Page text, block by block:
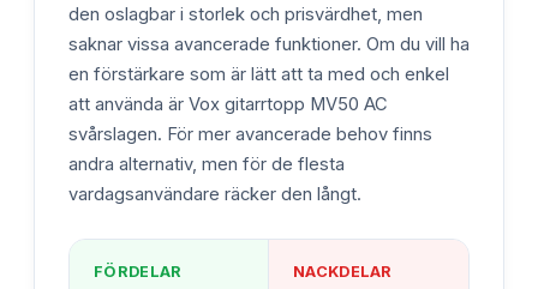
den oslagbar i storlek och prisvärdhet, men
saknar vissa avancerade funktioner. Om du vill ha
en förstärkare som är lätt att ta med och enkel
att använda är Vox gitarrtopp MV50 AC
svårslagen. För mer avancerade behov finns
andra alternativ, men för de flesta
vardagsanvändare räcker den långt.
FÖRDELAR NACKDELAR